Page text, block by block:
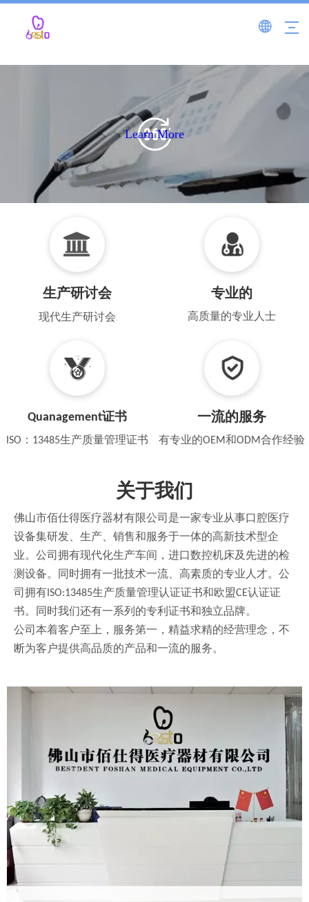
Learn More
生产研讨会
现代生产研讨会
专业的
高质量的专业人士
Quanagement证书
ISO：13485生产质量管理证书
一流的服务
有专业的OEM和ODM合作经验
关于我们
佛山市佰仕得医疗器材有限公司是一家专业从事口腔医疗
设备集研发、生产、销售和服务于一体的高新技术型企
业。公司拥有现代化生产车间，进口数控机床及先进的检
测设备。同时拥有一批技术一流、高素质的专业人才。公
司拥有ISO:13485生产质量管理认证证书和欧盟CE认证证
书。同时我们还有一系列的专利证书和独立品牌。
公司本着客户至上，服务第一，精益求精的经营理念，不
断为客户提供高品质的产品和一流的服务。